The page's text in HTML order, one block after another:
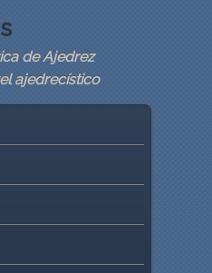
de Ajedrez
ajedrecístico
CONTENT